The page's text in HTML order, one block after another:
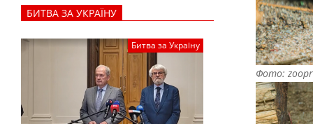
и
г
и
.
Ф
Фото:
БИТВА ЗА УКРАЇНУ
Битва за Україну